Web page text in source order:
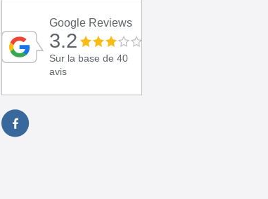
Google Reviews
3.2
Sur la base de 40
avis